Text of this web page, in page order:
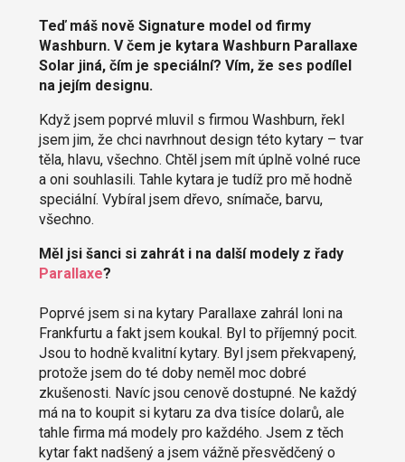
Teď máš nově Signature model od firmy
Washburn. V čem je kytara Washburn Parallaxe
Solar jiná, čím je speciální? Vím, že ses podílel
na jejím designu.
Když jsem poprvé mluvil s firmou Washburn, řekl
jsem jim, že chci navrhnout design této kytary – tvar
těla, hlavu, všechno. Chtěl jsem mít úplně volné ruce
a oni souhlasili. Tahle kytara je tudíž pro mě hodně
speciální. Vybíral jsem dřevo, snímače, barvu,
všechno.
Měl jsi šanci si zahrát i na další modely z řady
Parallaxe?
Poprvé jsem si na kytary Parallaxe zahrál loni na
Frankfurtu a fakt jsem koukal. Byl to příjemný pocit.
Jsou to hodně kvalitní kytary. Byl jsem překvapený,
protože jsem do té doby neměl moc dobré
zkušenosti. Navíc jsou cenově dostupné. Ne každý
má na to koupit si kytaru za dva tisíce dolarů, ale
tahle firma má modely pro každého. Jsem z těch
kytar fakt nadšený a jsem vážně přesvědčený o